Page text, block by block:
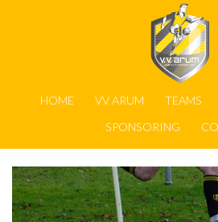
HOME VV ARUM TEAMS
SPONSORING